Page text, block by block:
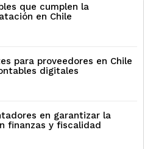
que cumplen la
en Chile
para proveedores en Chile
digitales
en garantizar la
finanzas y fiscalidad